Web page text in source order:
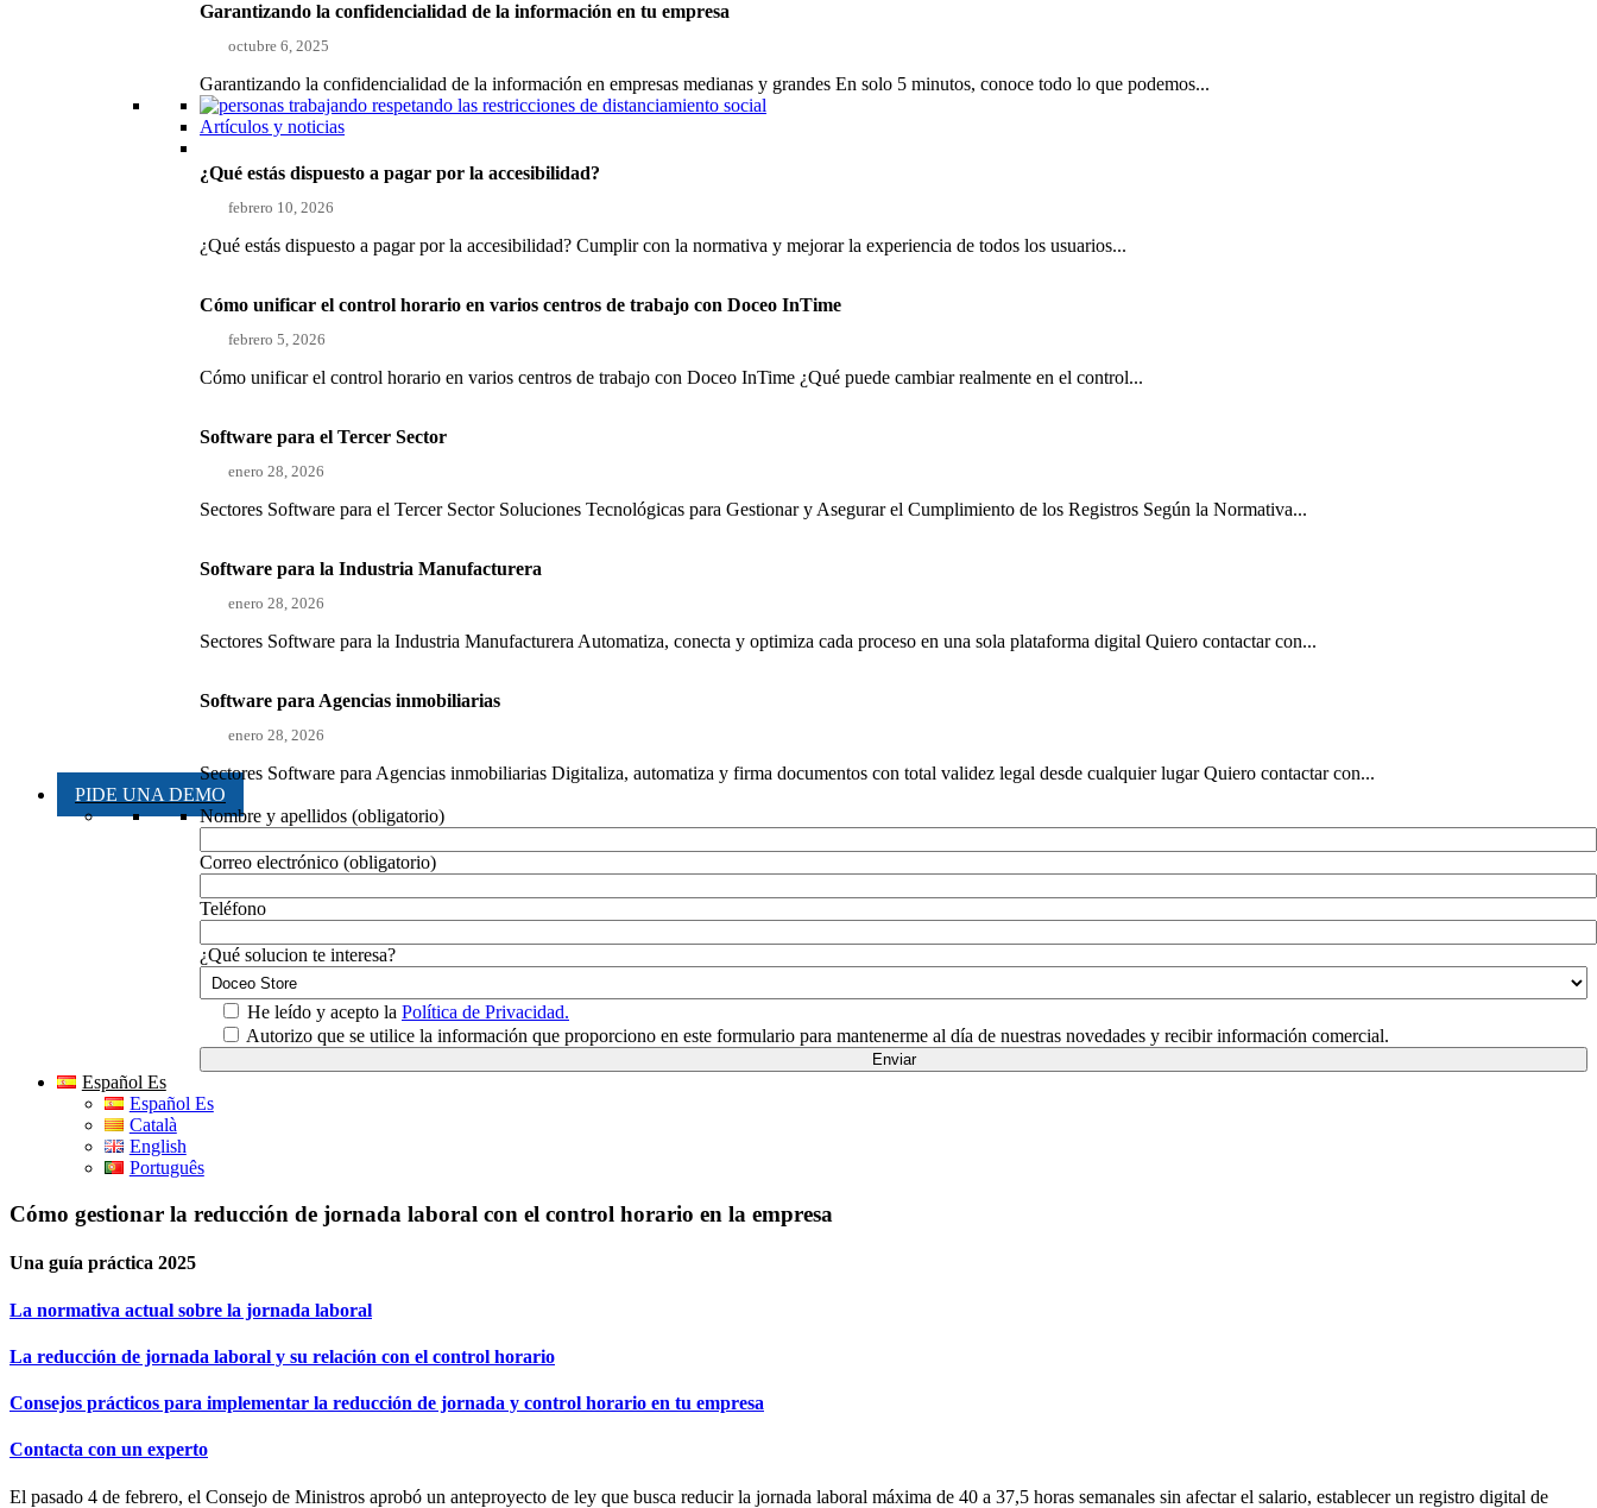
Garantizando la confidencialidad de la información en tu empresa
octubre 6, 2025
Garantizando la confidencialidad de la información en empresas medianas y grandes En solo 5 minutos, conoce todo lo que podemos...
Artículos y noticias
¿Qué estás dispuesto a pagar por la accesibilidad?
febrero 10, 2026
¿Qué estás dispuesto a pagar por la accesibilidad? Cumplir con la normativa y mejorar la experiencia de todos los usuarios...
Cómo unificar el control horario en varios centros de trabajo con Doceo InTime
febrero 5, 2026
Cómo unificar el control horario en varios centros de trabajo con Doceo InTime ¿Qué puede cambiar realmente en el control...
Software para el Tercer Sector
enero 28, 2026
Sectores Software para el Tercer Sector Soluciones Tecnológicas para Gestionar y Asegurar el Cumplimiento de los Registros Según la Normativa...
Software para la Industria Manufacturera
enero 28, 2026
Sectores Software para la Industria Manufacturera Automatiza, conecta y optimiza cada proceso en una sola plataforma digital Quiero contactar con...
Software para Agencias inmobiliarias
enero 28, 2026
Sectores Software para Agencias inmobiliarias Digitaliza, automatiza y firma documentos con total validez legal desde cualquier lugar Quiero contactar con...
PIDE UNA DEMO
Nombre y apellidos (obligatorio)
Correo electrónico (obligatorio)
Teléfono
¿Qué solucion te interesa?
He leído y acepto la Política de Privacidad.
Autorizo que se utilice la información que proporciono en este formulario para mantenerme al día de nuestras novedades y recibir información comercial.
Español Es
Español Es
Català
English
Português
Cómo gestionar la reducción de jornada laboral con el control horario en la empresa
Una guía práctica 2025
La normativa actual sobre la jornada laboral
La reducción de jornada laboral y su relación con el control horario
Consejos prácticos para implementar la reducción de jornada y control horario en tu empresa
Contacta con un experto
El pasado 4 de febrero, el Consejo de Ministros aprobó un anteproyecto de ley que busca reducir la jornada laboral máxima de 40 a 37,5 horas semanales sin afectar el salario, establecer un registro digital de